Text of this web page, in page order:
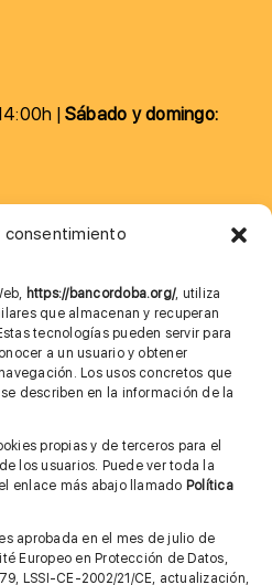
consentimiento
https://bancordoba.org/, utiliza
que almacenan y recuperan
tecnologías pueden servir para
a un usuario y obtener
Los usos concretos que
describen en la información de la
propias y de terceros para el
los usuarios. Puede ver toda la
enlace más abajo llamado Política
aprobada en el mes de julio de
Europeo en Protección de Datos,
LSSI-CE-2002/21/CE, actualización,
|Sábado y domingo: